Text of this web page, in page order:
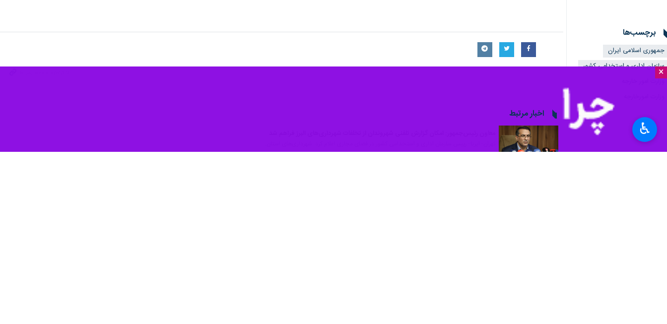
×
برچسب‌ها
جمهوری اسلامی ایران
سازمان اداری و استخدامی کشور
وزارت امور خارجه
اخبار مرتبط
♿︎